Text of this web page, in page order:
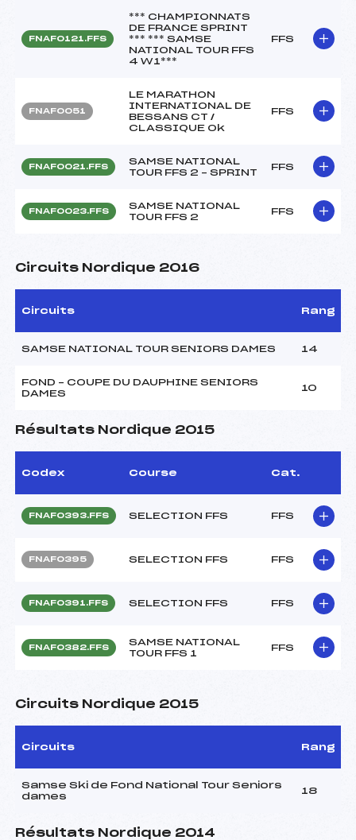
FNAF0121.FFS
*** CHAMPIONNATS
DE FRANCE SPRINT
*** *** SAMSE
NATIONAL TOUR FFS
4 W1***
FFS
FNAF0051
LE MARATHON
INTERNATIONAL DE
BESSANS CT /
CLASSIQUE Ok
FFS
FNAF0021.FFS
SAMSE NATIONAL
TOUR FFS 2 – SPRINT
FFS
FNAF0023.FFS
SAMSE NATIONAL
TOUR FFS 2
FFS
Circuits Nordique 2016
Circuits Rang
SAMSE NATIONAL TOUR SENIORS DAMES 14
FOND – COUPE DU DAUPHINE SENIORS
DAMES
10
Résultats Nordique 2015
Codex Course Cat.
FNAF0393.FFS SELECTION FFS FFS
FNAF0395 SELECTION FFS FFS
FNAF0391.FFS SELECTION FFS FFS
FNAF0382.FFS
SAMSE NATIONAL
TOUR FFS 1
FFS
Circuits Nordique 2015
Circuits Rang
Samse Ski de Fond National Tour Seniors
dames
18
Résultats Nordique 2014